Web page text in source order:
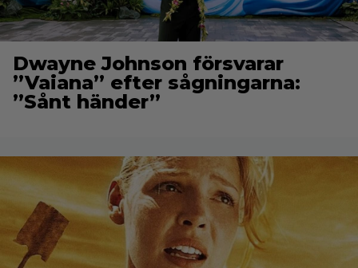
Dwayne Johnson försvarar
”Vaiana” efter sågningarna:
”Sånt händer”